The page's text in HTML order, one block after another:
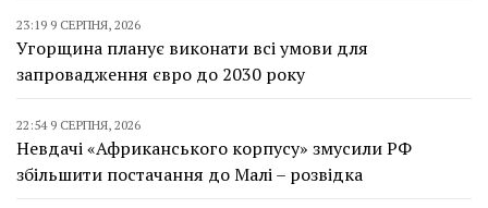
23:19 9 СЕРПНЯ, 2026
Угорщина планує виконати всі умови для
запровадження євро до 2030 року
22:54 9 СЕРПНЯ, 2026
Невдачі «Африканського корпусу» змусили РФ
збільшити постачання до Малі – розвідка